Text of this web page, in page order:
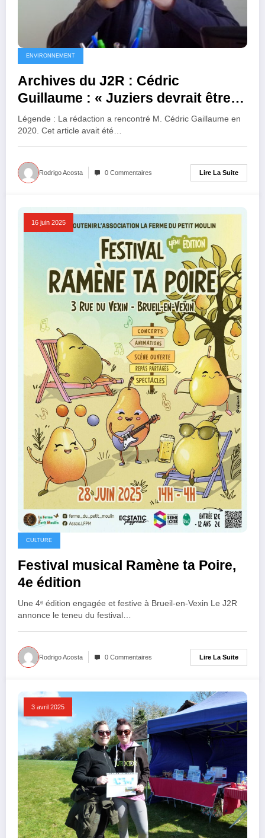
ENVIRONNEMENT
Archives du J2R : Cédric
Guillaume : « Juziers devrait être la
porte d’entrée de la citadelle
naturelle du Vexin »
Légende : La rédaction a rencontré M. Cédric Gaillaume en
2020. Cet article avait été…
Rodrigo Acosta 0 Commentaires Lire La Suite
16 juin 2025
CULTURE
Festival musical Ramène ta Poire,
4e édition
Une 4ᵉ édition engagée et festive à Brueil-en-Vexin Le J2R
annonce le teneu du festival…
Rodrigo Acosta 0 Commentaires Lire La Suite
3 avril 2025